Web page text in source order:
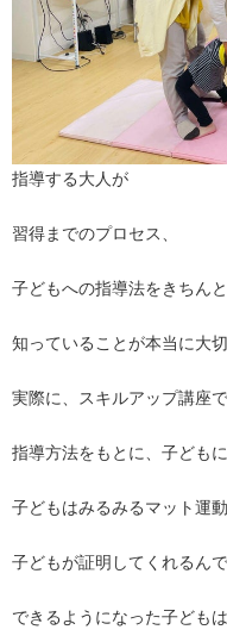
指導する大人が
習得までのプロセス、
子どもへの指導法をきちん
知っていることが本当に大切
実際に、スキルアップ講座
指導方法をもとに、子ども
子どもはみるみるマット運
子どもが証明してくれるん
できるようになった子どもは